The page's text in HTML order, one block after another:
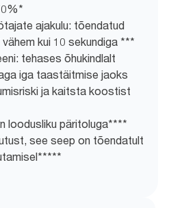
ajakulu: tõendatud
kui 10 sekundiga ***
tehases õhukindlalt
iga taastäitmise jaoks
ja kaitsta koostist
loodusliku päritoluga****
see seep on tõendatult